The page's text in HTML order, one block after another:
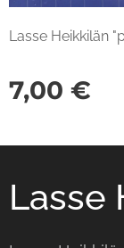
Lasse Heikkilän
7,00 €
Lasse